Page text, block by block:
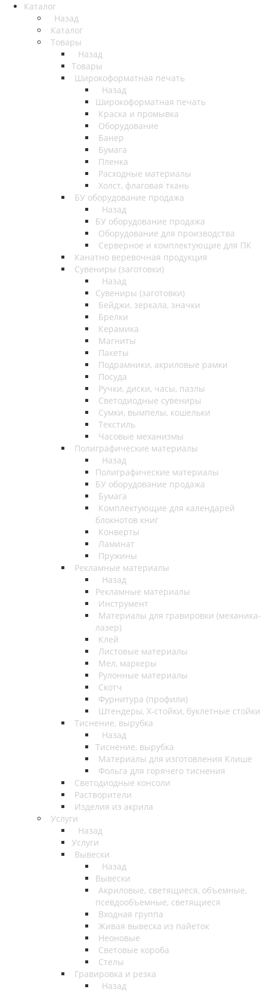
Каталог
Назад
Каталог
Товары
Назад
Товары
Широкоформатная печать
Назад
Широкоформатная печать
Краска и промывка
Оборудование
Банер
Бумага
Пленка
Расходные материалы
Холст, флаговая ткань
БУ оборудование продажа
Назад
БУ оборудование продажа
Оборудование для производства
Серверное и комплектующие для ПК
Канатно веревочная продукция
Сувениры (заготовки)
Назад
Сувениры (заготовки)
Бейджи, зеркала, значки
Брелки
Керамика
Магниты
Пакеты
Подрамники, акриловые рамки
Посуда
Ручки, диски, часы, пазлы
Светодиодные сувениры
Сумки, вымпелы, кошельки
Текстиль
Часовые механизмы
Полиграфические материалы
Назад
Полиграфические материалы
БУ оборудование продажа
Бумага
Комплектующие для календарей
блокнотов книг
Конверты
Ламинат
Пружины
Рекламные материалы
Назад
Рекламные материалы
Инструмент
Материалы для гравировки (механика-
лазер)
Клей
Листовые материалы
Мел, маркеры
Рулонные материалы
Скотч
Фурнитура (профили)
Штендеры, Х-стойки, буклетные стойки
Тиснение, вырубка
Назад
Тиснение, вырубка
Материалы для изготовления Клише
Фольга для горячего тиснения
Светодиодные консоли
Растворители
Изделия из акрила
Услуги
Назад
Услуги
Вывески
Назад
Вывески
Акриловые, светящиеся, объемные,
псевдообъемные, светящиеся
Входная группа
Живая вывеска из пайеток
Неоновые
Световые короба
Стелы
Гравировка и резка
Назад